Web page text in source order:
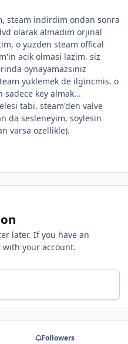
steam indirdim ondan sonra
olarak almadim orjinal
o yuzden steam offical
acik olmasi lazim. siz
oynayamazsiniz
yuklemek de ilgincmis. o
key almak...
tabi. steam'den valve
da sesleneyim, soylesin
varsa ozellikle).
later. If you have an
with your account.
Followers